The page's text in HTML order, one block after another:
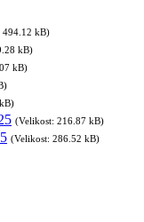
494.12 kB)
kB)
kB)
(Velikost: 216.87 kB)
(Velikost: 286.52 kB)